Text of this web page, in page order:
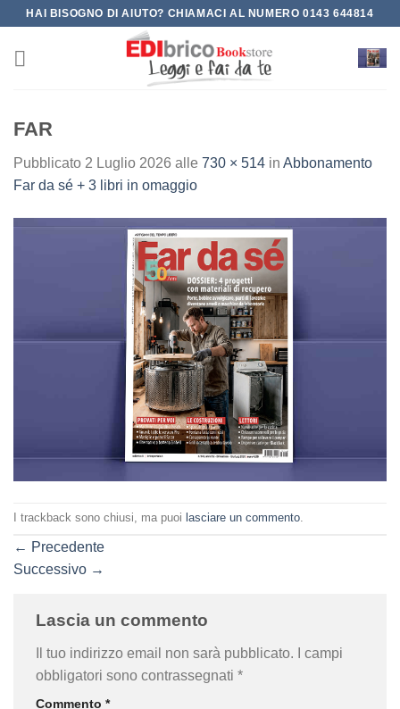
Salta
contenuti
HAI BISOGNO DI AIUTO? CHIAMACI AL NUMERO 0143 644814
FAR
Pubblicato 2 Luglio 2026 alle 730 × 514 in Abbonamento
Far da sé + 3 libri in omaggio
I trackback sono chiusi, ma puoi lasciare un commento
← Precedente
Successivo →
Lascia un commento
Il tuo indirizzo email non sarà pubblicato.
I campi
obbligatori sono contrassegnati *
Commento *